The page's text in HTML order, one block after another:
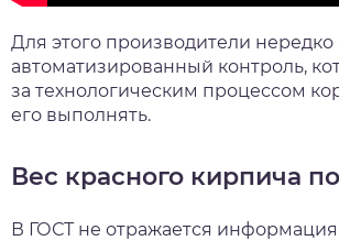
Для этого производители
автоматизированный контроль,
за технологическим процессом
его выполнять.
Вес красного кирпича
В ГОСТ не отражается информация